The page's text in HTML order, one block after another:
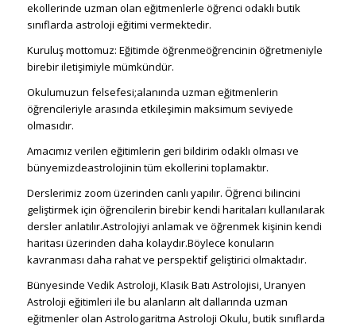
ekollerinde uzman olan eğitmenlerle öğrenci odaklı butik
sınıflarda astroloji eğitimi vermektedir.
Kuruluş mottomuz: Eğitimde öğrenmeöğrencinin öğretmeniyle
birebir iletişimiyle mümkündür.
Okulumuzun felsefesi;alanında uzman eğitmenlerin
öğrencileriyle arasında etkileşimin maksimum seviyede
olmasıdır.
Amacımız verilen eğitimlerin geri bildirim odaklı olması ve
bünyemizdeastrolojinin tüm ekollerini toplamaktır.
Derslerimiz zoom üzerinden canlı yapılır. Öğrenci bilincini
geliştirmek için öğrencilerin birebir kendi haritaları kullanılarak
dersler anlatılır.Astrolojiyi anlamak ve öğrenmek kişinin kendi
haritası üzerinden daha kolaydır.Böylece konuların
kavranması daha rahat ve perspektif geliştirici olmaktadır.
Bünyesinde Vedik Astroloji, Klasik Batı Astrolojisi, Uranyen
Astroloji eğitimleri ile bu alanların alt dallarında uzman
eğitmenler olan Astrologaritma Astroloji Okulu, butik sınıflarda